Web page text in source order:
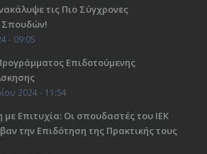
τις Πιο Σύγχρονες
Σπουδών!
- 09:05
Επιδοτούμενης
2024 - 11:54
Επιτυχία: Οι σπουδαστές του ΙΕΚ
την Επιδότηση της Πρακτικής τους